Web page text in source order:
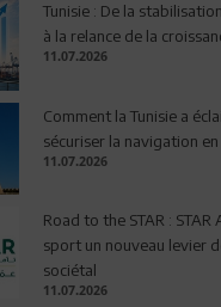
Tunisie : De la
à la relance de la
11.07.2026
Comment la Tunisie a
sécuriser la navigation
11.07.2026
Road to the STAR :
sport un nouveau levier
sociétal
11.07.2026